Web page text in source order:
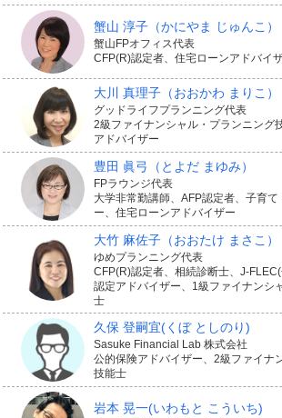
蟹山 淳子 （かにやま じゅんこ）
蟹山FPオフィス代表
CFP(R)認定者、住宅ローンアドバイ
大川 真理子 （おおかわ まりこ）
グッドライフプランニング代表
2級ファイナンシャル・プランニング
アドバイザー
豊田 眞弓 （とよだ まゆみ）
FPラウンジ代表
大学非常勤講師、AFP認定者、子育
ー、住宅ローンアドバイザー
大竹 麻佐子 （おおたけ まさこ）
ゆめプランニング代表
CFP(R)認定者、相続診断士、J-
認定アドバイザー、1級ファイナンシ
士
久保 登嗣宜(くぼ としのり)
Sasuke Financial Lab 株式会社
公的保険アドバイザー、2級ファイナ
技能士
岩本 晃一(いわもと こういち)